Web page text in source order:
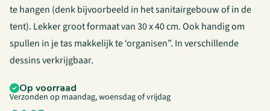
te hangen (denk bijvoorbeeld in het sanitairgebouw of in de
tent). Lekker groot formaat van 30 x 40 cm. Ook handig om
spullen in je tas makkelijk te ‘organisen”. In verschillende
dessins verkrijgbaar.
Op voorraad
Verzonden op maandag, woensdag of vrijdag